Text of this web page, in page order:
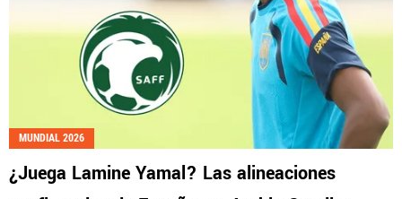
MUNDIAL 2026
¿Juega Lamine Yamal? Las alineaciones